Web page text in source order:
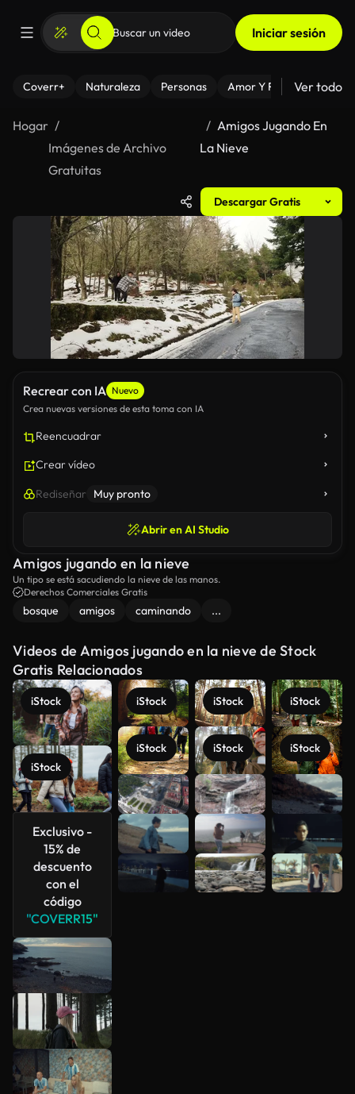
Iniciar sesión
Coverr+ Naturaleza Personas Amor Y Relaciones
Ver todo
Hogar
Imágenes de Archivo
Gratuitas
Amigos Jugando En
La Nieve
Descargar Gratis
Recrear con IA Nuevo
Crea nuevas versiones de esta toma con IA
Reencuadrar
Crear vídeo
Rediseñar Muy pronto
Abrir en AI Studio
Amigos jugando en la nieve
Un tipo se está sacudiendo la nieve de las manos.
Derechos Comerciales Gratis
bosque amigos caminando ...
Videos de Amigos jugando en la nieve de Stock
Gratis Relacionados
iStock
iStock
Exclusivo -
15% de
descuento
con el
código
"COVERR15"
iStock
iStock
iStock
iStock
iStock
iStock
Ver más